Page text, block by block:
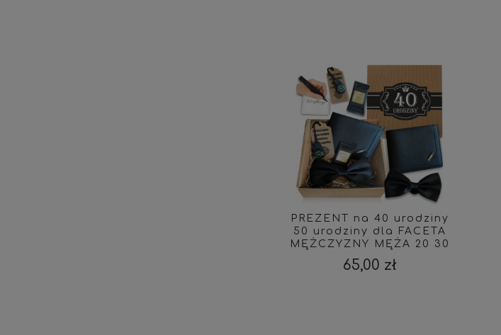
PREZENT na 40 urodziny
50 urodziny dla FACETA
MĘŻCZYZNY MĘŻA 20 30
60 18
65,00 zł